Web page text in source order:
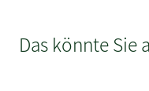
Das könnte Sie